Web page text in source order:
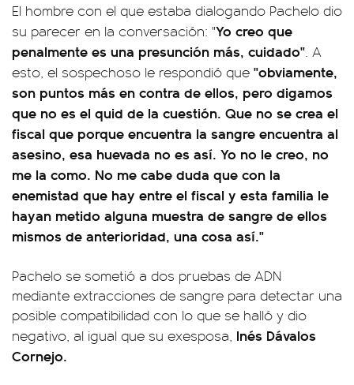
El hombre con el que estaba dialogando Pachelo dio
su parecer en la conversación: "Yo creo que
penalmente es una presunción más, cuidado". A
esto, el sospechoso le respondió que "obviamente,
son puntos más en contra de ellos, pero digamos
que no es el quid de la cuestión. Que no se crea el
fiscal que porque encuentra la sangre encuentra al
asesino, esa huevada no es así. Yo no le creo, no
me la como. No me cabe duda que con la
enemistad que hay entre el fiscal y esta familia le
hayan metido alguna muestra de sangre de ellos
mismos de anterioridad, una cosa así."
Pachelo se sometió a dos pruebas de ADN
mediante extracciones de sangre para detectar una
posible compatibilidad con lo que se halló y dio
negativo, al igual que su exesposa, Inés Dávalos
Cornejo.